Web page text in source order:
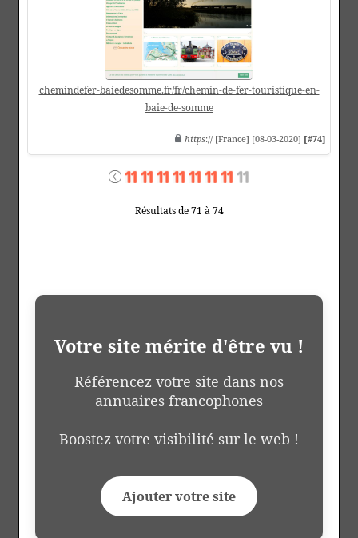
chemindefer-baiedesomme.fr/fr/chemin-de-fer-touristique-en-
baie-de-somme
https:// [France] [08-03-2020] [#74]
Résultats de 71 à 74
Votre site mérite d'être vu !
Référencez votre site dans nos
annuaires francophones
Boostez votre visibilité sur le web !
Ajouter votre site